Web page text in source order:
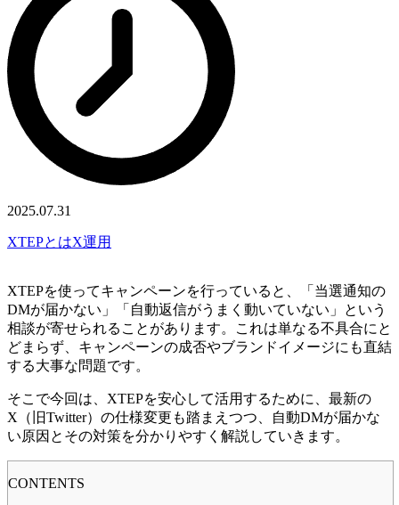
2025.07.31
XTEPとはX運用
XTEPを使ってキャンペーンを行っていると、「当選通知の
DMが届かない」「自動返信がうまく動いていない」という
相談が寄せられることがあります。これは単なる不具合にと
どまらず、キャンペーンの成否やブランドイメージにも直結
する大事な問題です。
そこで今回は、XTEPを安心して活用するために、最新の
X（旧Twitter）の仕様変更も踏まえつつ、自動DMが届かな
い原因とその対策を分かりやすく解説していきます。
CONTENTS